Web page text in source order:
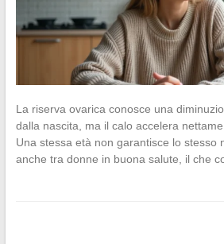
La riserva ovarica conosce una
dalla nascita, ma il calo accelera
Una stessa età non garantisce lo stesso
anche tra donne in buona salute, il che